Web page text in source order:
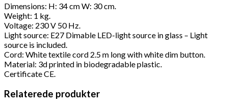
Dimensions: H: 34 cm W: 30 cm.
Weight: 1 kg.
Voltage: 230 V 50 Hz.
Light source: E27 Dimable LED-light source in glass – Light
source is included.
Cord: White textile cord 2.5 m long with white dim button.
Material: 3d printed in biodegradable plastic.
Certificate CE.
Relaterede produkter